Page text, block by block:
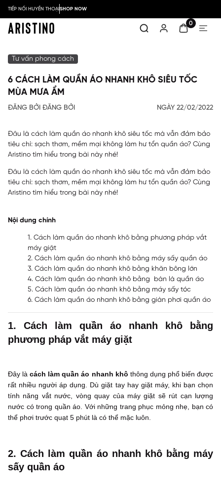
TIẾP NỐI HUYỀN THOẠISHOP NOW
0
Tư vấn phong cách
6 CÁCH LÀM QUẦN ÁO NHANH KHÔ SIÊU TỐC
MÙA MƯA ẨM
ĐĂNG BỞI ĐĂNG BỞI NGÀY 22/02/2022
Đâu là cách làm quần áo nhanh khô siêu tốc mà vẫn đảm bảo
tiêu chí: sạch thơm, mềm mại không làm hư tổn quần áo? Cùng
Aristino tìm hiểu trong bài này nhé!
Đâu là cách làm quần áo nhanh khô siêu tốc mà vẫn đảm bảo
tiêu chí: sạch thơm, mềm mại không làm hư tổn quần áo? Cùng
Aristino tìm hiểu trong bài này nhé!
Nội dung chính
1. Cách làm quần áo nhanh khô bằng phương pháp vắt
máy giặt
2. Cách làm quần áo nhanh khô bằng máy sấy quần áo
3. Cách làm quần áo nhanh khô bằng khăn bông lớn
4. Cách làm quần áo nhanh khô bằng bàn là quần áo
5. Cách làm quần áo nhanh khô bằng máy sấy tóc
6. Cách làm quần áo nhanh khô bằng giàn phơi quần áo
1. Cách làm quần áo nhanh khô bằng
phương pháp vắt máy giặt
Đây làcách làm quần áo nhanh khô thông dụng phổ biến được
rất nhiều người áp dụng. Dù giặt tay hay giặt máy, khi bạn chọn
tính năng vắt nước, vòng quay của máy giặt sẽ rút cạn lượng
nước có trong quần áo. Với những trang phục mỏng nhẹ, bạn có
thể phơi trước quạt 5 phút là có thể mặc luôn.
2. Cách làm quần áo nhanh khô bằng máy
sấy quần áo